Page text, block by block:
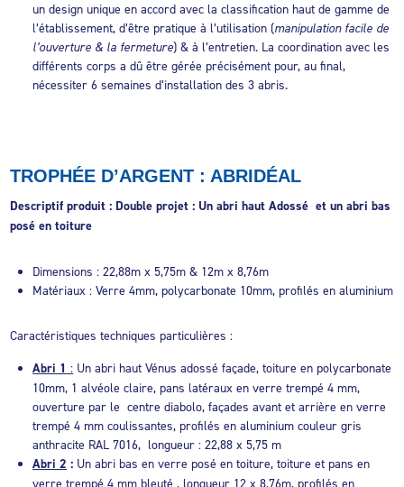
un design unique en accord avec la classification haut de gamme de
l’établissement, d’être pratique à l’utilisation (manipulation facile de
l’ouverture & la fermeture) & à l’entretien. La coordination avec les
différents corps a dû être gérée précisément pour, au final,
nécessiter 6 semaines d’installation des 3 abris.
TROPHÉE D’ARGENT : ABRIDÉAL
Descriptif produit : Double projet : Un abri haut Adossé et un abri bas
posé en toiture
Dimensions : 22,88m x 5,75m & 12m x 8,76m
Matériaux : Verre 4mm, polycarbonate 10mm, profilés en aluminium
Caractéristiques techniques particulières :
Abri 1 : Un abri haut Vénus adossé façade, toiture en polycarbonate
10mm, 1 alvéole claire, pans latéraux en verre trempé 4 mm,
ouverture par le centre diabolo, façades avant et arrière en verre
trempé 4 mm coulissantes, profilés en aluminium couleur gris
anthracite RAL 7016, longueur : 22,88 x 5,75 m
Abri 2 : Un abri bas en verre posé en toiture, toiture et pans en
verre trempé 4 mm bleuté , longueur 12 x 8,76m, profilés en